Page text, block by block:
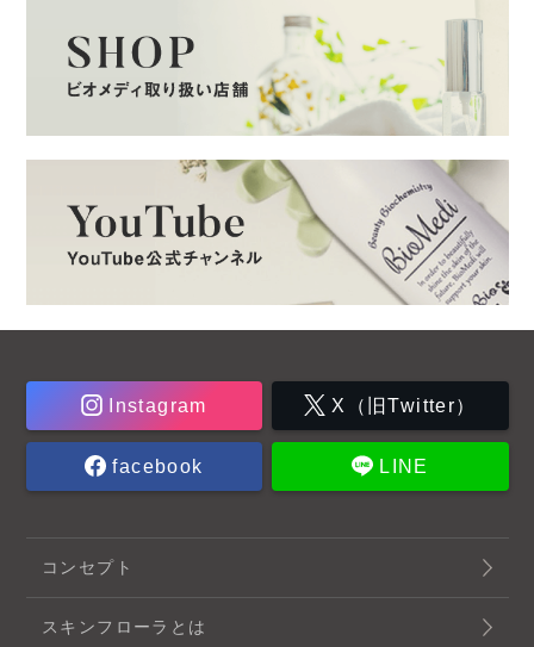
Instagram X（旧Twitter）
facebook LINE
コンセプト
スキンフローラとは